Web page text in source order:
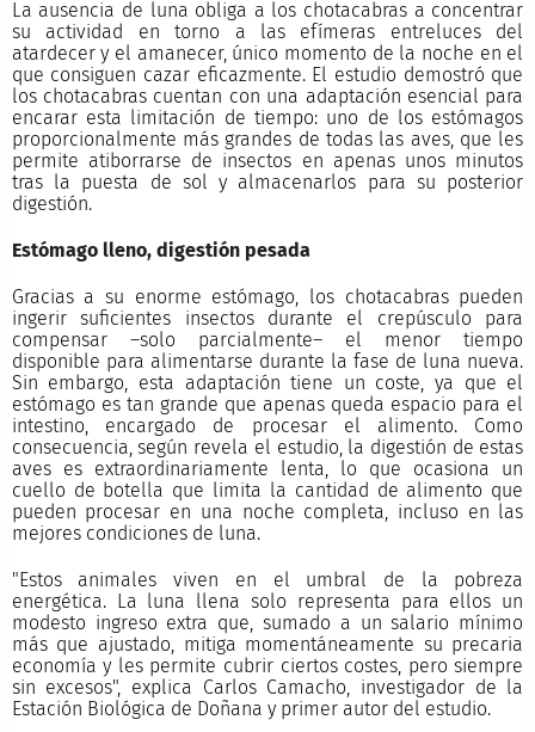
La ausencia de luna obliga a los chotacabras a concentrar
su actividad en torno a las efímeras entreluces del
atardecer y el amanecer, único momento de la noche en el
que consiguen cazar eficazmente. El estudio demostró que
los chotacabras cuentan con una adaptación esencial para
encarar esta limitación de tiempo: uno de los estómagos
proporcionalmente más grandes de todas las aves, que les
permite atiborrarse de insectos en apenas unos minutos
tras la puesta de sol y almacenarlos para su posterior
digestión.
Estómago lleno, digestión pesada
Gracias a su enorme estómago, los chotacabras pueden
ingerir suficientes insectos durante el crepúsculo para
compensar –solo parcialmente– el menor tiempo
disponible para alimentarse durante la fase de luna nueva.
Sin embargo, esta adaptación tiene un coste, ya que el
estómago es tan grande que apenas queda espacio para el
intestino, encargado de procesar el alimento. Como
consecuencia, según revela el estudio, la digestión de estas
aves es extraordinariamente lenta, lo que ocasiona un
cuello de botella que limita la cantidad de alimento que
pueden procesar en una noche completa, incluso en las
mejores condiciones de luna.
"Estos animales viven en el umbral de la pobreza
energética. La luna llena solo representa para ellos un
modesto ingreso extra que, sumado a un salario mínimo
más que ajustado, mitiga momentáneamente su precaria
economía y les permite cubrir ciertos costes, pero siempre
sin excesos", explica Carlos Camacho, investigador de la
Estación Biológica de Doñana y primer autor del estudio.